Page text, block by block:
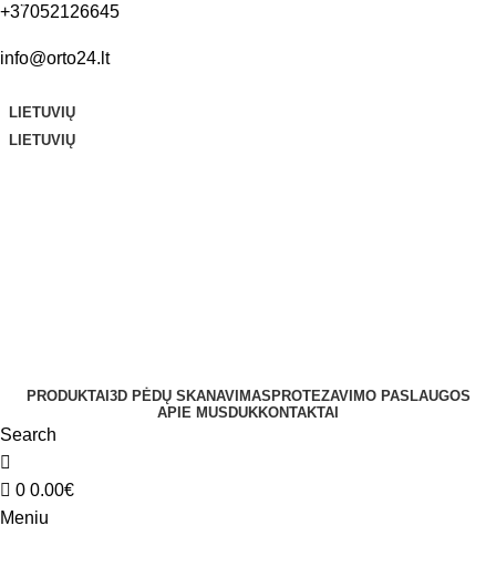
+37052126645
info@orto24.lt
LIETUVIŲ
LIETUVIŲ
PRODUKTAI 3D PĖDŲ SKANAVIMAS PROTEZAVIMO PASLAUGOS
APIE MUS DUKKONTAKTAI
Search
0 0.00€
Meniu
0